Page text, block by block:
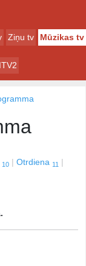
Ziņu tv Mūzikas tv
10 Otrdiena 11